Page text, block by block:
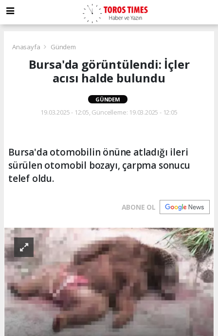
Anasayfa Gündem
Bursa'da görüntülendi: İçler
acısı halde bulundu
GÜNDEM
19.03.2025 - 12:05, Güncelleme: 19.03.2025 - 12:05
Bursa'da otomobilin önüne atladığı ileri
sürülen otomobil bozayı, çarpma sonucu
telef oldu.
ABONE OL